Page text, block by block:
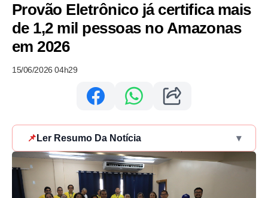
Provão Eletrônico já certifica mais
de 1,2 mil pessoas no Amazonas
em 2026
15/06/2026 04h29
📌 Ler Resumo Da Notícia ▾